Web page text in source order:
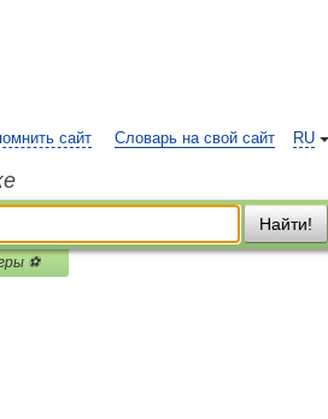
RU
сайт Словарь на свой сайт
Найти!
⚽